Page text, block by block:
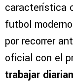
característica
futbol
por recorrer
oficial con el
trabajar